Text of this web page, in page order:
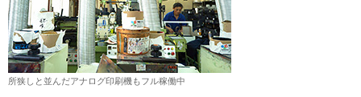
所狭しと並んだアナログ印刷機もフル稼働中